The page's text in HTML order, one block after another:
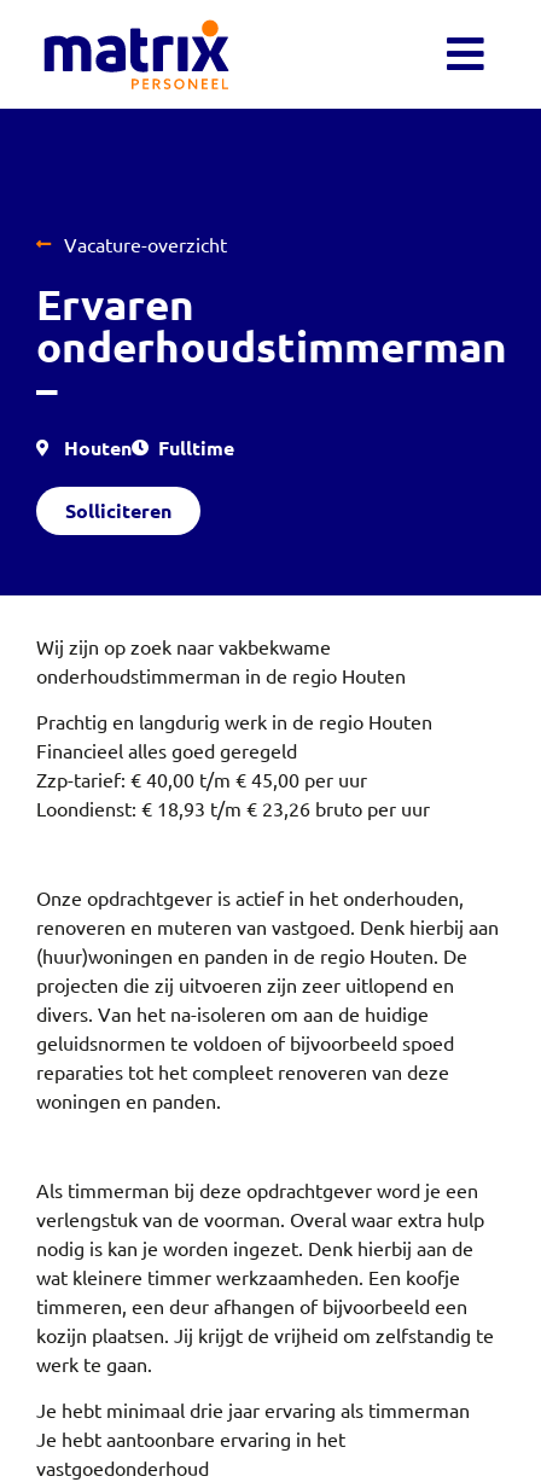
Vacature-overzicht
Ervaren
onderhoudstimmerman
–
Houten Fulltime
Solliciteren
Wij zijn op zoek naar vakbekwame
onderhoudstimmerman in de regio Houten
Prachtig en langdurig werk in de regio Houten
Financieel alles goed geregeld
Zzp-tarief: € 40,00 t/m € 45,00 per uur
Loondienst: € 18,93 t/m € 23,26 bruto per uur
Onze opdrachtgever is actief in het onderhouden,
renoveren en muteren van vastgoed. Denk hierbij aan
(huur)woningen en panden in de regio Houten. De
projecten die zij uitvoeren zijn zeer uitlopend en
divers. Van het na-isoleren om aan de huidige
geluidsnormen te voldoen of bijvoorbeeld spoed
reparaties tot het compleet renoveren van deze
woningen en panden.
Als timmerman bij deze opdrachtgever word je een
verlengstuk van de voorman. Overal waar extra hulp
nodig is kan je worden ingezet. Denk hierbij aan de
wat kleinere timmer werkzaamheden. Een koofje
timmeren, een deur afhangen of bijvoorbeeld een
kozijn plaatsen. Jij krijgt de vrijheid om zelfstandig te
werk te gaan.
Je hebt minimaal drie jaar ervaring als timmerman
Je hebt aantoonbare ervaring in het
vastgoedonderhoud